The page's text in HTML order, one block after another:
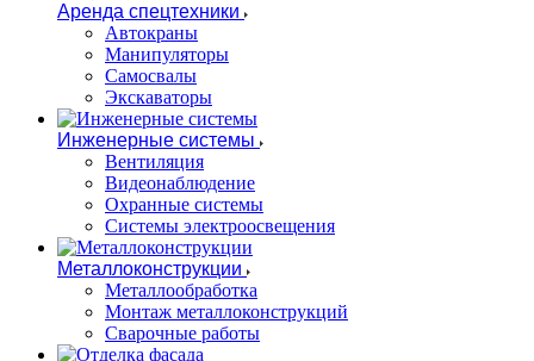
Аренда спецтехники
Автокраны
Манипуляторы
Самосвалы
Экскаваторы
Инженерные системы
Вентиляция
Видеонаблюдение
Охранные системы
Системы электроосвещения
Металлоконструкции
Металлообработка
Монтаж металлоконструкций
Сварочные работы